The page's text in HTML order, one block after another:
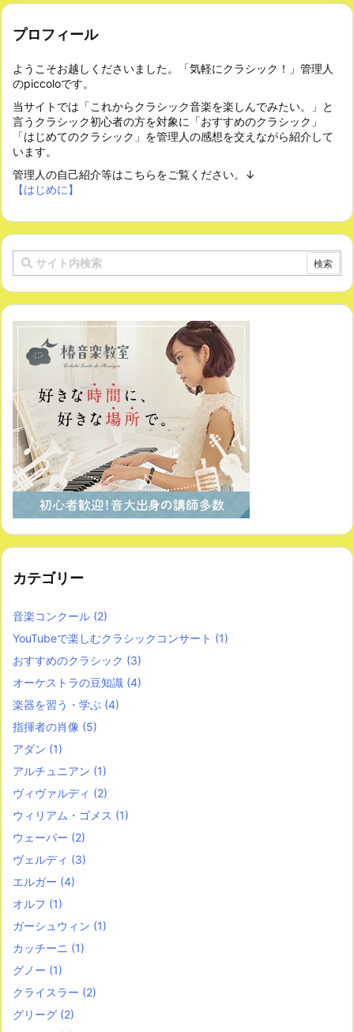
プロフィール
ようこそお越しくださいました。「気軽にクラシック！」管理人
のpiccoloです。
当サイトでは「これからクラシック音楽を楽しんでみたい。」と
言うクラシック初心者の方を対象に「おすすめのクラシック」
「はじめてのクラシック」を管理人の感想を交えながら紹介して
います。
管理人の自己紹介等はこちらをご覧ください。↓
【はじめに】
カテゴリー
音楽コンクール (2)
YouTubeで楽しむクラシックコンサート (1)
おすすめのクラシック (3)
オーケストラの豆知識 (4)
楽器を習う・学ぶ (4)
指揮者の肖像 (5)
アダン (1)
アルチュニアン (1)
ヴィヴァルディ (2)
ウィリアム・ゴメス (1)
ウェーバー (2)
ヴェルディ (3)
エルガー (4)
オルフ (1)
ガーシュウィン (1)
カッチーニ (1)
グノー (1)
クライスラー (2)
グリーグ (2)